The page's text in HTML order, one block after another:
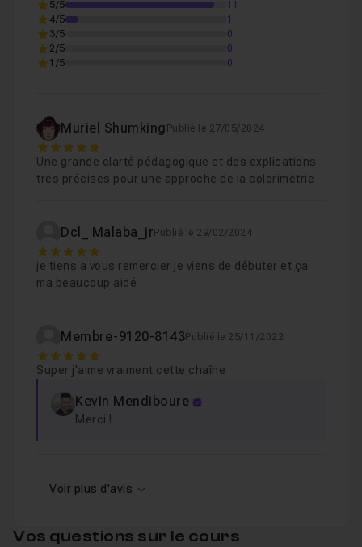
A la fin de ce cours,
vous serez capable de corriger
une teinte de peau sur Adobe Premiere Pro
pourrez ainsi tester vos connaissances sur vos propres
Cliquez sur le bouton d’inscription et on se retrouve pour
démarrer ce tuto !
5/5
11
4/5
1
3/5
0
2/5
0
1/5
0
Muriel Shumking Publié le 27/05/2024
5
Une grande clarté pédagogique et des explications
très précises pour une approche de la colorimétrie
Dcl_ Malaba_jr Publié le 29/02/2024
5
je tiens a vous remercier je viens de débuter et ça
ma beaucoup aidé
Membre-9120-8143Publié le 25/11/2022
5
Super j'aime vraiment cette chaîne
Kevin Mendiboure
Merci !
Voir plus d'avis
Vos questions sur le cours